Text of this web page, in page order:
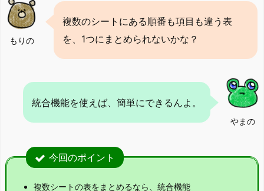
もりの
複数のシートにある順番も項目も違う表
を、1つにまとめられないかな？
やまの
統合機能を使えば、簡単にできるんよ。
今回のポイント
複数シートの表をまとめるなら、統合機能